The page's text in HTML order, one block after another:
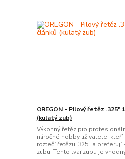
OREGON - Pilový řetěz .325"
(kulatý zub)
Výkonný řetěz pro
náročné hobby uživatele, kteří
roztečí řetězu .325” a preferují
zubu. Tento tvar zubu je